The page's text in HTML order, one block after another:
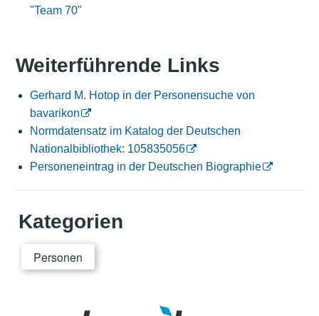
"Team 70"
Weiterführende Links
Gerhard M. Hotop in der Personensuche von
bavarikon
Normdatensatz im Katalog der Deutschen
Nationalbibliothek: 105835056
Personeneintrag in der Deutschen Biographie
Kategorien
Personen